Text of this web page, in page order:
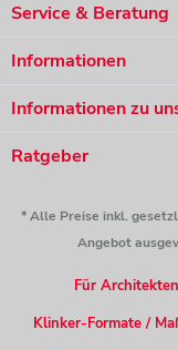
Service & Beratung
Informationen
Informationen zu
Ratgeber
* Alle Preise inkl.
Angebot
Für
Klinker-Formate /